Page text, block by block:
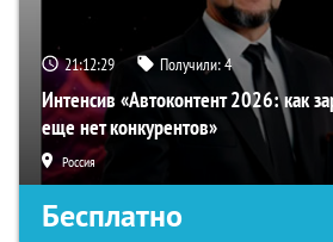
21:12:28 Получили:4
Интенсив «Автоконтент 2026: как
еще нет конкурентов»
Россия
Бесплатно